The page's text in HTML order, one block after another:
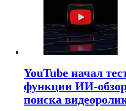
YouTube начал
функции ИИ-
поиска